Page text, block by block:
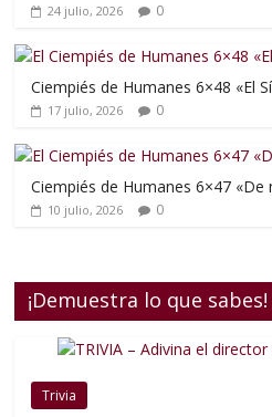
24 julio, 2026 0
Ciempiés de Humanes 6×48 «El
17 julio, 2026 0
Ciempiés de Humanes 6×47 «De
10 julio, 2026 0
¡Demuestra lo que sabes!
Trivia